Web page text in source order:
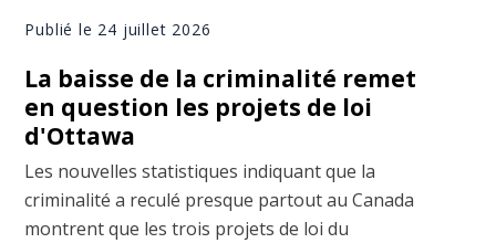
Publié le 24 juillet 2026
La baisse de la criminalité remet
en question les projets de loi
d'Ottawa
Les nouvelles statistiques indiquant que la
criminalité a reculé presque partout au Canada
montrent que les trois projets de loi du